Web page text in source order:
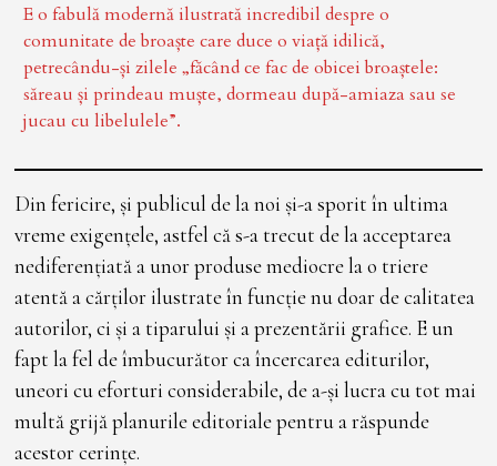
E o fabulă modernă ilustrată incredibil despre o
comunitate de broaște care duce o viață idilică,
petrecându-și zilele „făcând ce fac de obicei broaștele:
săreau și prindeau muște, dormeau după-amiaza sau se
jucau cu libelulele”.
Din fericire, și publicul de la noi și-a sporit în ultima
vreme exigențele, astfel că s-a trecut de la acceptarea
nediferențiată a unor produse mediocre la o triere
atentă a cărților ilustrate în funcție nu doar de calitatea
autorilor, ci și a tiparului și a prezentării grafice. E un
fapt la fel de îmbucurător ca încercarea editurilor,
uneori cu eforturi considerabile, de a-și lucra cu tot mai
multă grijă planurile editoriale pentru a răspunde
acestor cerințe.